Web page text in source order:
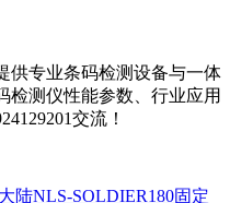
供专业条码检测设备与一体
检测仪性能参数、行业应用
交流！
陆NLS-SOLDIER180固定